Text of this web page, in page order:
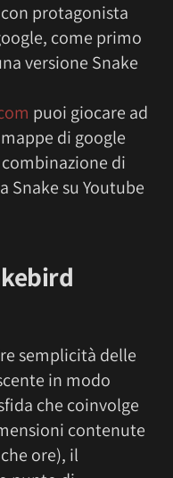
protagonista
come primo
versione Snake
puoi giocare ad
di google
di
Snake su Youtube
semplicità delle
in modo
che coinvolge
contenute
ore), il